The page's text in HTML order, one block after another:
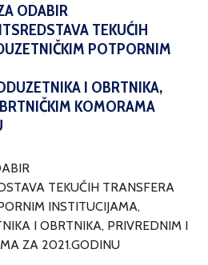
ODABIR
TEKUĆIH
POTPORNIM
I OBRTNIKA,
KOMORAMA
TEKUĆIH TRANSFERA
INSTITUCIJAMA,
I OBRTNIKA, PRIVREDNIM I
ZA 2021.GODINU